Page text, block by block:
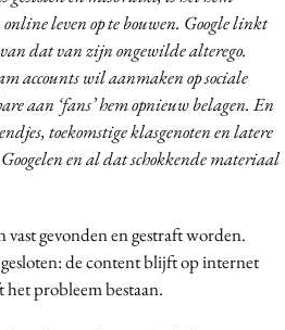
leven op te bouwen. Google linkt
dat van zijn ongewilde alterego.
accounts wil aanmaken op sociale
aan ‘fans’ hem opnieuw belagen. En
toekomstige klasgenoten en latere
en al dat schokkende materiaal
gevonden en gestraft worden.
de content blijft op internet
probleem bestaan.